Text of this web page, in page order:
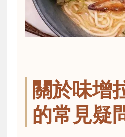
關於味增
的常見疑